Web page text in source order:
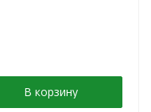
В корзину